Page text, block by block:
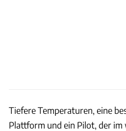
Tiefere Temperaturen, eine
Plattform und ein Pilot, der